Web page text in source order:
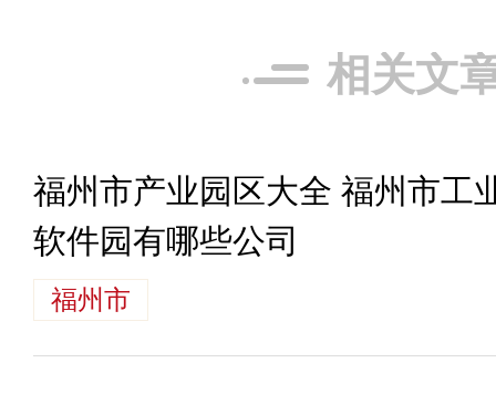
相关文
福州市产业园区大全 福州市工
软件园有哪些公司
福州市